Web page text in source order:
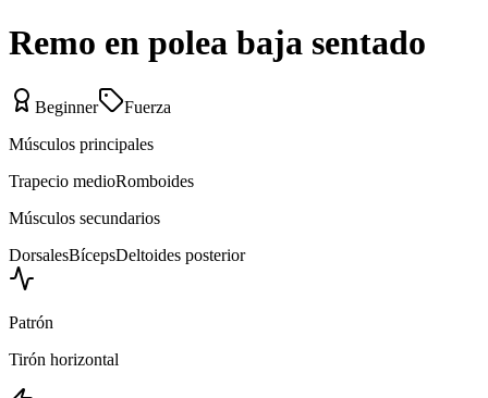
Remo en polea baja sentado
Beginner
Fuerza
Músculos principales
Trapecio medioRomboides
Músculos secundarios
DorsalesBícepsDeltoides posterior
Patrón
Tirón horizontal